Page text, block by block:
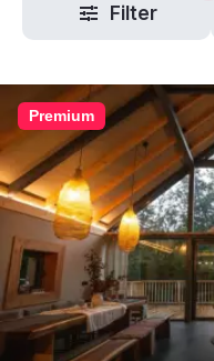
Filter
Premium